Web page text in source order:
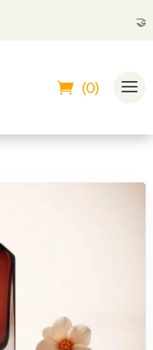
🤝
(0)